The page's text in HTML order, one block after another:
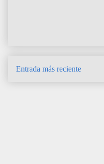
Entrada más reciente